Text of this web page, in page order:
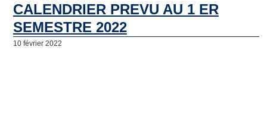
CALENDRIER PREVU AU 1 ER
SEMESTRE 2022
10 février 2022